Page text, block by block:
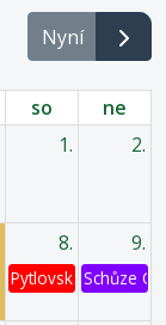
Nyní
so
ne
1. 2.
8.
Pytlovská káď
9.
Schůze OV